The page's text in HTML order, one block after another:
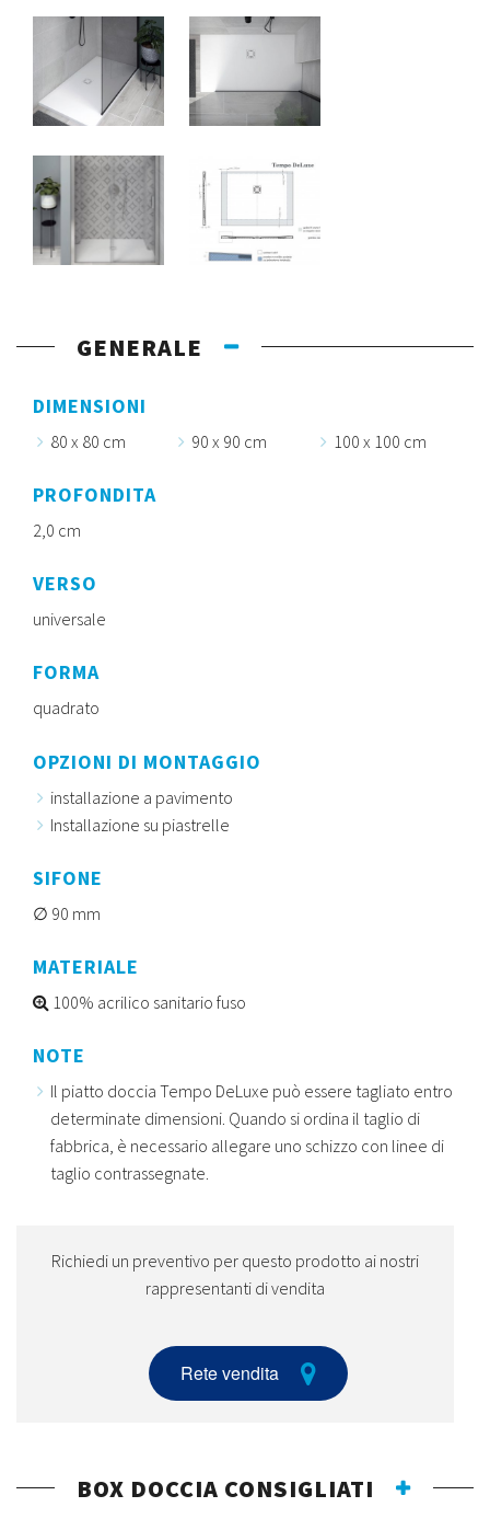
GENERALE
DIMENSIONI
80 x 80 cm 90 x 90 cm 100 x 100 cm
PROFONDITA
2,0 cm
VERSO
universale
FORMA
quadrato
OPZIONI DI MONTAGGIO
installazione a pavimento
Installazione su piastrelle
SIFONE
90 mm
MATERIALE
100% acrilico sanitario fuso
NOTE
Il piatto doccia Tempo DeLuxe può essere tagliato entro
determinate dimensioni. Quando si ordina il taglio di
fabbrica, è necessario allegare uno schizzo con linee di
taglio contrassegnate.
Richiedi un preventivo per questo prodotto ai nostri
rappresentanti di vendita
Rete vendita
BOX DOCCIA CONSIGLIATI